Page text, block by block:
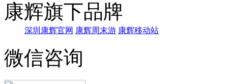
康辉旗下品牌
深圳康辉官网 康辉周末游 康辉移动站
微信咨询